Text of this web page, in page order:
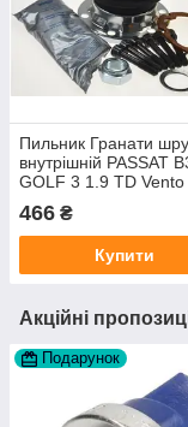
Пильник Гранати
внутрішній PASSAT
GOLF 3 1.9 TD Vento
Toledo AUDI 80 86-88
виробник Maxgear
Польща
466 ₴
Купити
Акційні
Подарунок